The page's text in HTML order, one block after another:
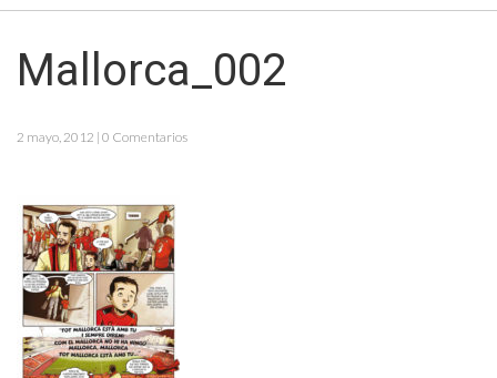
Mallorca_002
2 mayo, 2012 | 0 Comentarios